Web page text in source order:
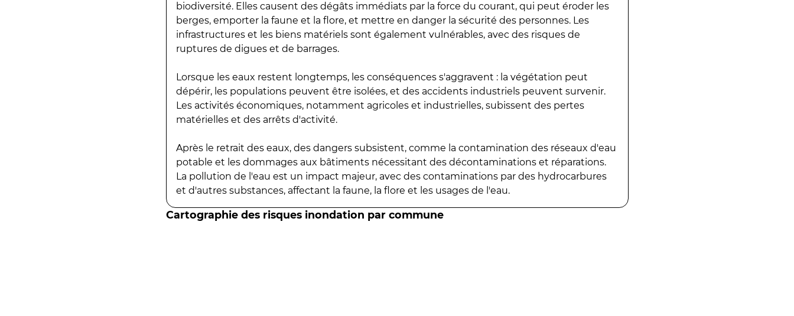
biodiversité. Elles causent des dégâts immédiats par la force du courant, qui peut éroder les
berges, emporter la faune et la flore, et mettre en danger la sécurité des personnes. Les
infrastructures et les biens matériels sont également vulnérables, avec des risques de
ruptures de digues et de barrages.
Lorsque les eaux restent longtemps, les conséquences s'aggravent : la végétation peut
dépérir, les populations peuvent être isolées, et des accidents industriels peuvent survenir.
Les activités économiques, notamment agricoles et industrielles, subissent des pertes
matérielles et des arrêts d'activité.
Après le retrait des eaux, des dangers subsistent, comme la contamination des réseaux d'eau
potable et les dommages aux bâtiments nécessitant des décontaminations et réparations.
La pollution de l'eau est un impact majeur, avec des contaminations par des hydrocarbures
et d'autres substances, affectant la faune, la flore et les usages de l'eau.
Cartographie des risques inondation par commune